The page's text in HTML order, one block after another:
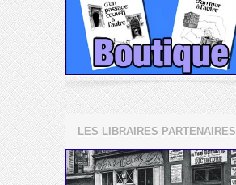
LES LIBRAIRES PARTENAIRES